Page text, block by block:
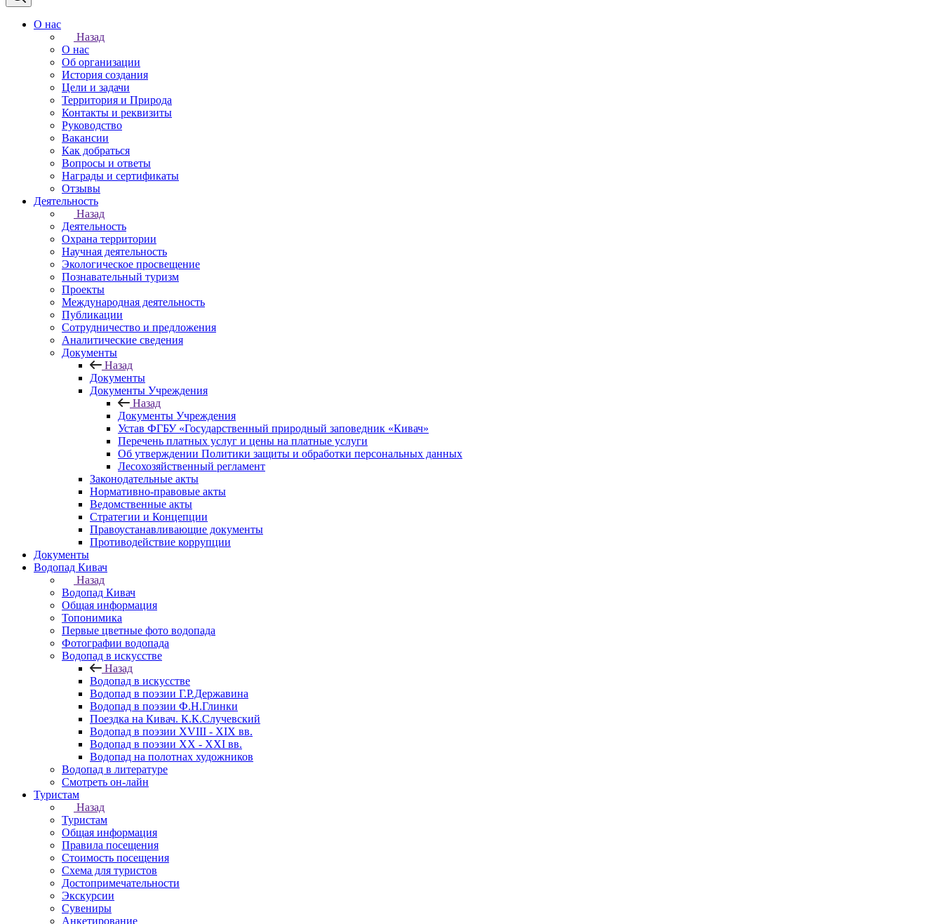
О нас
Назад
О нас
Об организации
История создания
Цели и задачи
Территория и Природа
Контакты и реквизиты
Руководство
Вакансии
Как добраться
Вопросы и ответы
Награды и сертификаты
Отзывы
Деятельность
Назад
Деятельность
Охрана территории
Научная деятельность
Экологическое просвещение
Познавательный туризм
Проекты
Международная деятельность
Публикации
Сотрудничество и предложения
Аналитические сведения
Документы
Назад
Документы
Документы Учреждения
Назад
Документы Учреждения
Устав ФГБУ «Государственный природный заповедник «Кивач»
Перечень платных услуг и цены на платные услуги
Об утверждении Политики защиты и обработки персональных данных
Лесохозяйственный регламент
Законодательные акты
Нормативно-правовые акты
Ведомственные акты
Стратегии и Концепции
Правоустанавливающие документы
Противодействие коррупции
Документы
Водопад Кивач
Назад
Водопад Кивач
Общая информация
Топонимика
Первые цветные фото водопада
Фотографии водопада
Водопад в искусстве
Назад
Водопад в искусстве
Водопад в поэзии Г.Р.Державина
Водопад в поэзии Ф.Н.Глинки
Поездка на Кивач. К.К.Случевский
Водопад в поэзии XVIII - XIX вв.
Водопад в поэзии XX - XXI вв.
Водопад на полотнах художников
Водопад в литературе
Смотреть он-лайн
Туристам
Назад
Туристам
Общая информация
Правила посещения
Стоимость посещения
Схема для туристов
Достопримечательности
Экскурсии
Сувениры
Анкетирование